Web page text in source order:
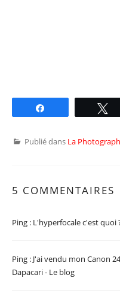
Publié dans La
5 COMMENTAIRES
Ping : L'hyperfocale c'est quoi
Ping : J'ai vendu mon Canon
Dapacari - Le blog